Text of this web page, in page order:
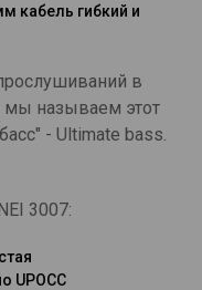
кабель гибкий и
в
мы называем этот
- Ultimate bass.
3007:
UPOСC